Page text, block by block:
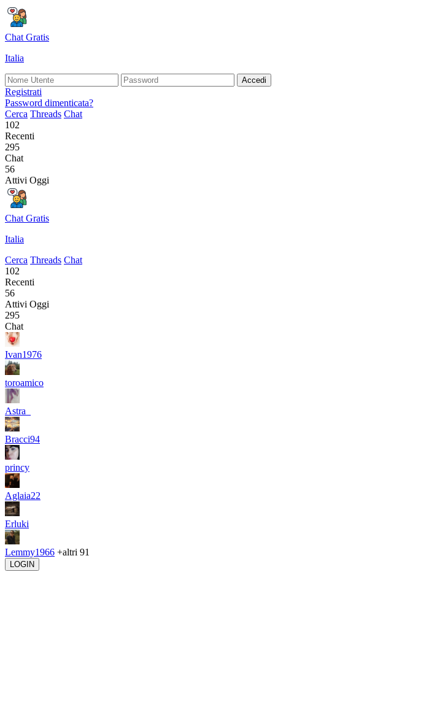
Chat Gratis
Italia
Accedi
Registrati
Password dimenticata?
Cerca Threads Chat
102
Recenti
295
Chat
56
Attivi Oggi
Chat Gratis
Italia
Cerca Threads Chat
102
Recenti
56
Attivi Oggi
295
Chat
Ivan1976
toroamico
Astra_
Bracci94
princy
Aglaia22
Erluki
Lemmy1966 +altri 91
LOGIN